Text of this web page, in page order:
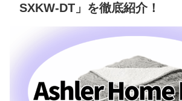
SXKW-DT」を徹底紹介！